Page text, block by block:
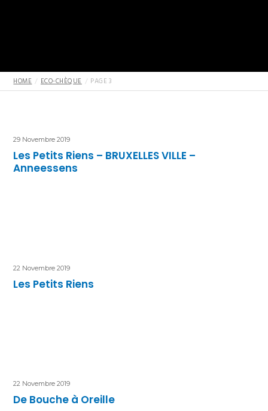
HOME ECO-CHÈQUE PAGE 3
29 Novembre 2019
Les Petits Riens – BRUXELLES VILLE –
Anneessens
22 Novembre 2019
Les Petits Riens
22 Novembre 2019
De Bouche à Oreille